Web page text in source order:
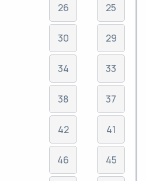
26
30
34
38
42
46
25
29
33
37
41
45